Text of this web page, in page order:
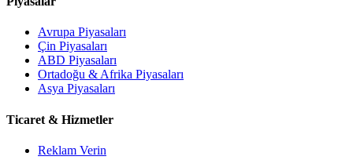
Avrupa Piyasaları
Çin Piyasaları
ABD Piyasaları
Ortadoğu & Afrika Piyasaları
Asya Piyasaları
Ticaret & Hizmetler
Reklam Verin